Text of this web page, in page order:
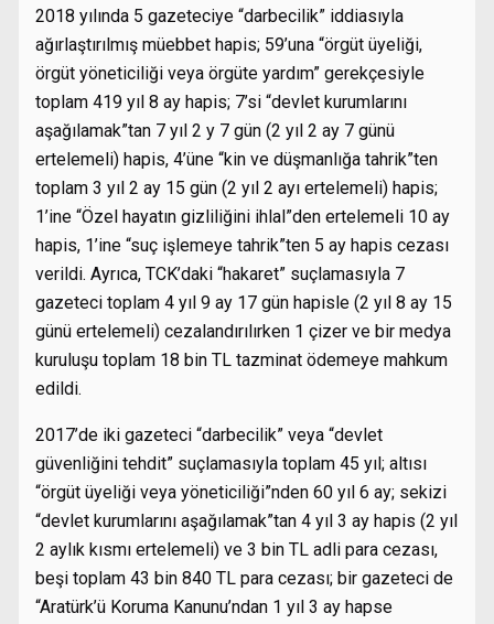
2018 yılında 5 gazeteciye “darbecilik” iddiasıyla
ağırlaştırılmış müebbet hapis; 59’una “örgüt üyeliği,
örgüt yöneticiliği veya örgüte yardım” gerekçesiyle
toplam 419 yıl 8 ay hapis; 7’si “devlet kurumlarını
aşağılamak”tan 7 yıl 2 y 7 gün (2 yıl 2 ay 7 günü
ertelemeli) hapis, 4’üne “kin ve düşmanlığa tahrik”ten
toplam 3 yıl 2 ay 15 gün (2 yıl 2 ayı ertelemeli) hapis;
1’ine “Özel hayatın gizliliğini ihlal”den ertelemeli 10 ay
hapis, 1’ine “suç işlemeye tahrik”ten 5 ay hapis cezası
verildi. Ayrıca, TCK’daki “hakaret” suçlamasıyla 7
gazeteci toplam 4 yıl 9 ay 17 gün hapisle (2 yıl 8 ay 15
günü ertelemeli) cezalandırılırken 1 çizer ve bir medya
kuruluşu toplam 18 bin TL tazminat ödemeye mahkum
edildi.
2017’de iki gazeteci “darbecilik” veya “devlet
güvenliğini tehdit” suçlamasıyla toplam 45 yıl; altısı
“örgüt üyeliği veya yöneticiliği”nden 60 yıl 6 ay; sekizi
“devlet kurumlarını aşağılamak”tan 4 yıl 3 ay hapis (2 yıl
2 aylık kısmı ertelemeli) ve 3 bin TL adli para cezası,
beşi toplam 43 bin 840 TL para cezası; bir gazeteci de
“Aratürk’ü Koruma Kanunu’ndan 1 yıl 3 ay hapse